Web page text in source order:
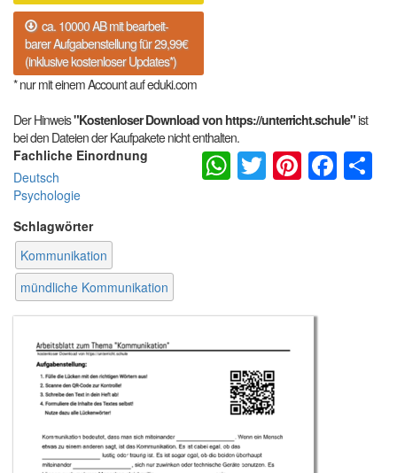
ca. 10000 AB mit bearbeit-
barer Aufgabenstellung für 29,99€
(inklusive kostenloser Updates*)
* nur mit einem Account auf eduki.com
Der Hinweis"Kostenloser Download von https://unterricht.schule"ist
bei den Dateien der Kaufpakete nicht enthalten.
Fachliche Einordnung
Deutsch
Psychologie
Schlagwörter
Kommunikation
mündliche Kommunikation
WhatsApp
Twitter